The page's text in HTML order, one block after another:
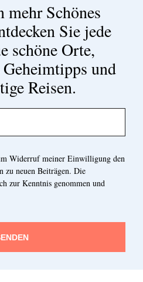
mehr Schönes
Sie jede
schöne Orte,
Geheimtipps und
Reisen.
Widerruf meiner Einwilligung den
zu neuen Beiträgen. Die
zur Kenntnis genommen und